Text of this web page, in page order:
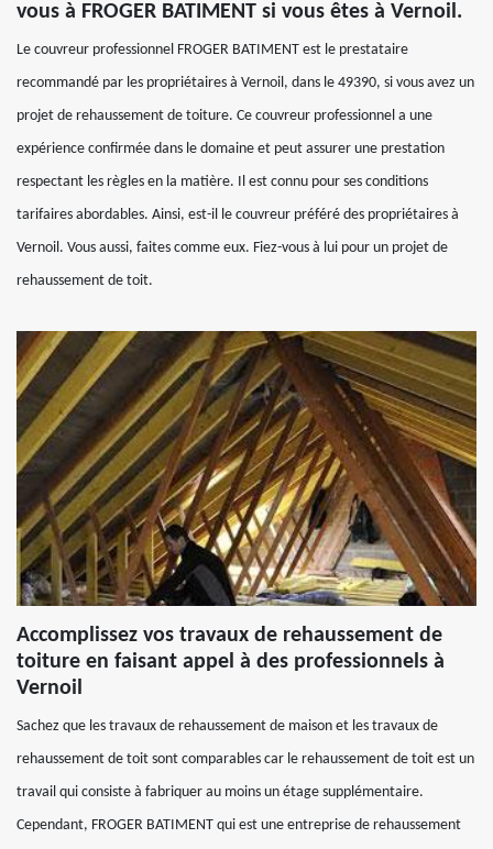
vous à FROGER BATIMENT si vous êtes à Vernoil.
Le couvreur professionnel FROGER BATIMENT est le prestataire
recommandé par les propriétaires à Vernoil, dans le 49390, si vous avez un
projet de rehaussement de toiture. Ce couvreur professionnel a une
expérience confirmée dans le domaine et peut assurer une prestation
respectant les règles en la matière. Il est connu pour ses conditions
tarifaires abordables. Ainsi, est-il le couvreur préféré des propriétaires à
Vernoil. Vous aussi, faites comme eux. Fiez-vous à lui pour un projet de
rehaussement de toit.
Accomplissez vos travaux de rehaussement de
toiture en faisant appel à des professionnels à
Vernoil
Sachez que les travaux de rehaussement de maison et les travaux de
rehaussement de toit sont comparables car le rehaussement de toit est un
travail qui consiste à fabriquer au moins un étage supplémentaire.
Cependant, FROGER BATIMENT qui est une entreprise de rehaussement